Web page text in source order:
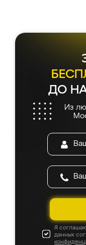
мебель сразу
каких-либо
довольна, все
ДО
Из
Я
данных